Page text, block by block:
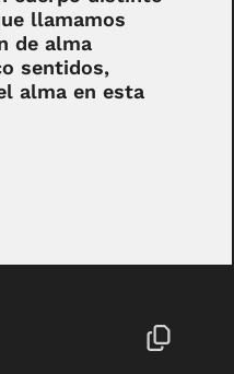
llamamos
de alma
sentidos,
alma en esta